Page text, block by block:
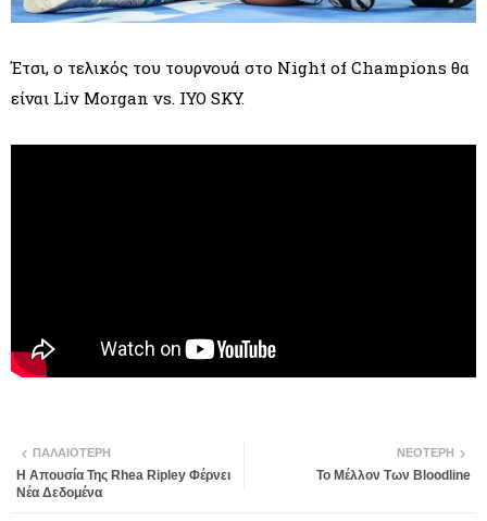
Έτσι, ο τελικός του τουρνουά στο Night of Champions θα
είναι Liv Morgan vs. IYO SKY.
ΝΕΌΤΕΡΗ
Το Μέλλον Των Bloodline
ΠΑΛΑΙΌΤΕΡΗ
Η Απουσία Της Rhea Ripley Φέρνει
Νέα Δεδομένα